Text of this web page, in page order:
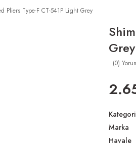
Pliers Type-F CT-541P Light Grey
Grey
(0)
Kategori
Marka
Havale